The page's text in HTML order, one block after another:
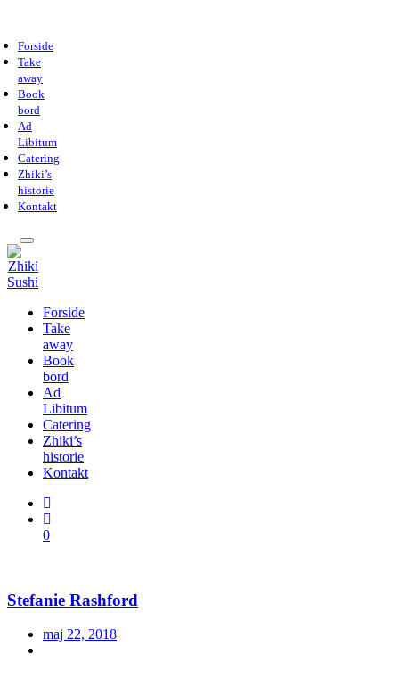
Forside
Take
away
Book
bord
Ad
Libitum
Catering
Zhiki’s
historie
Kontakt
Forside
Take
away
Book
bord
Ad
Libitum
Catering
Zhiki’s
historie
Kontakt
0
Stefanie Rashford
maj 22, 2018